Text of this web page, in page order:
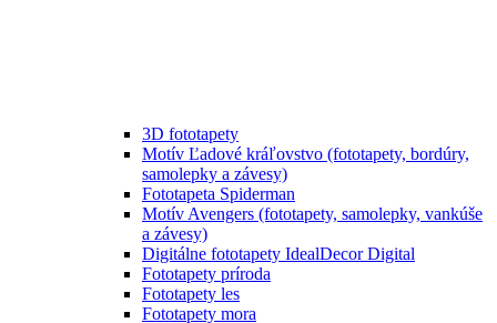
3D fototapety
Motív Ľadové kráľovstvo (fototapety, bordúry,
samolepky a závesy)
Fototapeta Spiderman
Motív Avengers (fototapety, samolepky, vankúše
a závesy)
Digitálne fototapety IdealDecor Digital
Fototapety príroda
Fototapety les
Fototapety mora